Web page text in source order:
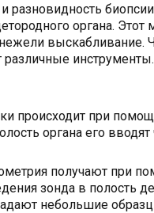
разновидность
органа. Этот
выскабливание.
инструменты.
происходит при
органа его вводят
получают при
зонда в полость
небольшие